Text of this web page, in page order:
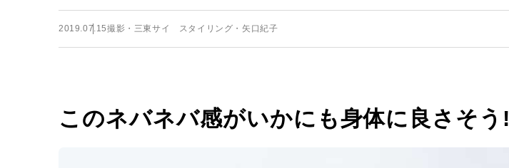
2019.07.15撮影・三東サイ スタイリング・矢口紀子
このネバネバ感がいかにも身体に良さそう!